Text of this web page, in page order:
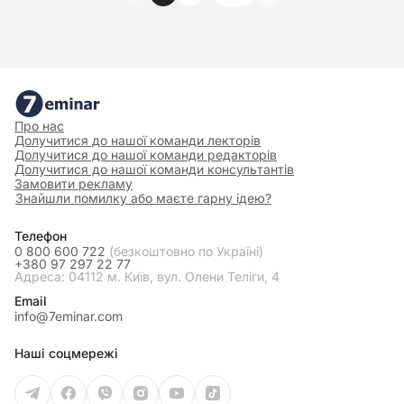
Інженер з підготовки виробництва I категорії:
без вимог до стажу роботи, спеціаліста - стаж
роботи за професією інженера з підготовки
виробництва II категорії - не менше 2 років.
Інженер з підготовки виробництва II категорії:
повна вища освіта відповідного напряму
професією інженера з підготовки
виробництва - не менше 1 року. Інженер з
підготовки виробництва: повна вища освіта
відповідного напряму підготовки (спеціаліст)
7. Взаємовідносини (зв’язки) за професією,
Про нас
Долучитися до нашої команди лекторів
Долучитися до нашої команди редакторів
Долучитися до нашої команди консультантів
Замовити рекламу
Знайшли помилку або маєте гарну ідею?
Телефон
0 800 600 722 (безкоштовно по Україні)
+380 97 297 22 77
Адреса: 04112 м. Київ, вул. Олени Теліги, 4
Email
info@7eminar.com
Наші соцмережі